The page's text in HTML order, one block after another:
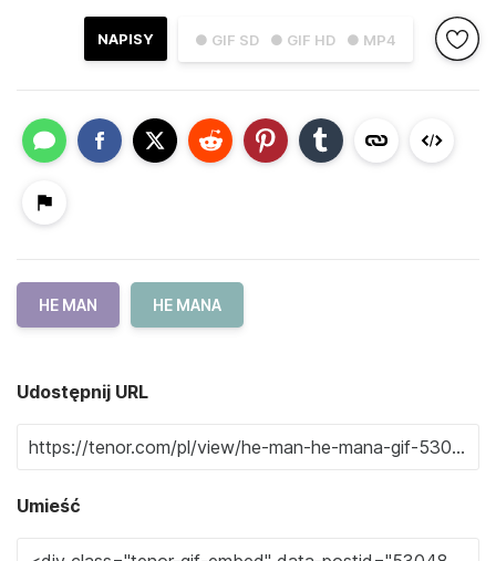
● GIF SD ● GIF HD ● MP4
NAPISY
HE MAN HE MANA
Udostępnij URL
Umieść